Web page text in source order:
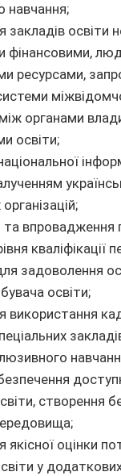
навчання;
закладів освіти
фінансовими,
ресурсами,
органами
освіти;
та впровадження
кваліфікації
задоволення
освіти;
використання
створення
якісної оцінки
у